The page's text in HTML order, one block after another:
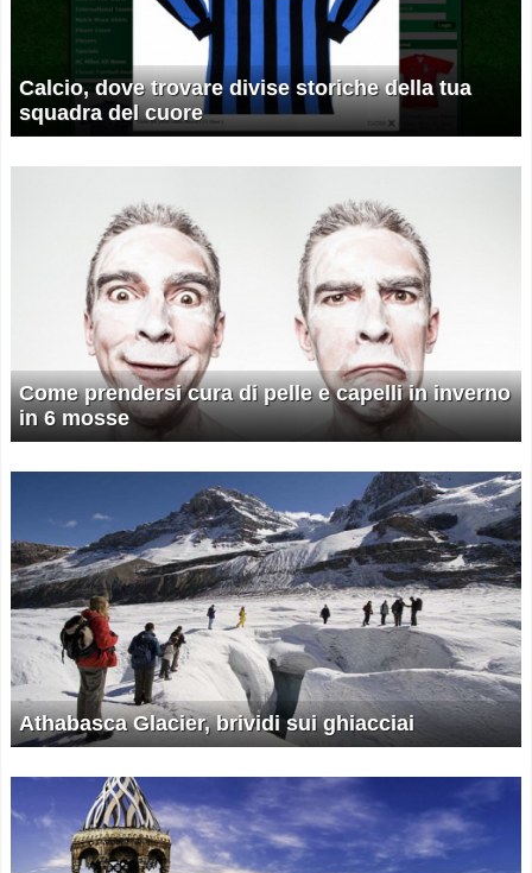
Calcio, dove trovare divise storiche della tua
squadra del cuore
Come prendersi cura di pelle e capelli in inverno
in 6 mosse
Athabasca Glacier, brividi sui ghiacciai